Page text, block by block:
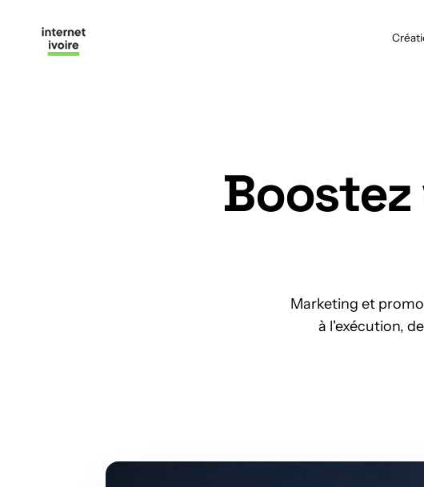
Marketing et
à l'exécution,